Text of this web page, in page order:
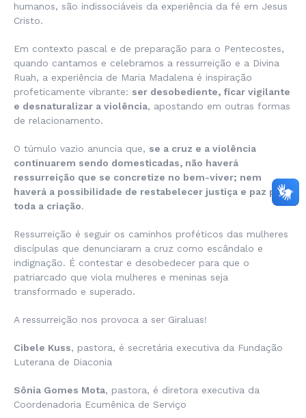
humanos, são indissociáveis da experiência da fé em Jesus
Cristo.
Em contexto pascal e de preparação para o Pentecostes,
quando cantamos e celebramos a ressurreição e a Divina
Ruah, a experiência de Maria Madalena é inspiração
profeticamente vibrante: ser desobediente, ficar vigilante
e desnaturalizar a violência, apostando em outras formas
de relacionamento.
O túmulo vazio anuncia que, se a cruz e a violência
continuarem sendo domesticadas, não haverá
ressurreição que se concretize no bem-viver; nem
haverá a possibilidade de restabelecer justiça e paz para
toda a criação.
Ressurreição é seguir os caminhos proféticos das mulheres
discípulas que denunciaram a cruz como escândalo e
indignação. É contestar e desobedecer para que o
patriarcado que viola mulheres e meninas seja
transformado e superado.
A ressurreição nos provoca a ser Giraluas!
Cibele Kuss, pastora, é secretária executiva da Fundação
Luterana de Diaconia
Sônia Gomes Mota, pastora, é diretora executiva da
Coordenadoria Ecumênica de Serviço